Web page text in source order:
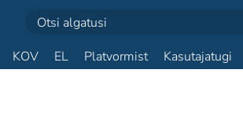
KOV EL Platvormist Kasutajatugi